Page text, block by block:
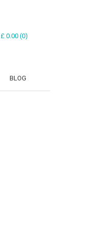
£ 0.00 (0)
BLOG